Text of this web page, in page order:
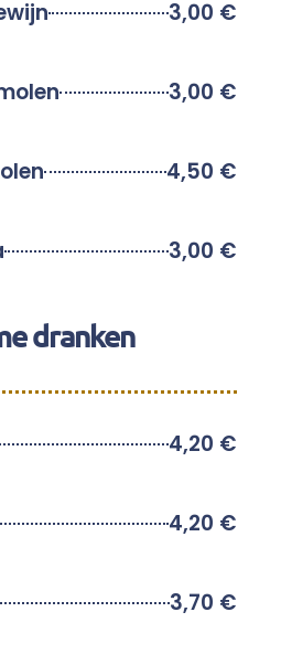
3,00 €
3,00 €
4,50 €
3,00 €
dranken
4,20 €
4,20 €
3,70 €